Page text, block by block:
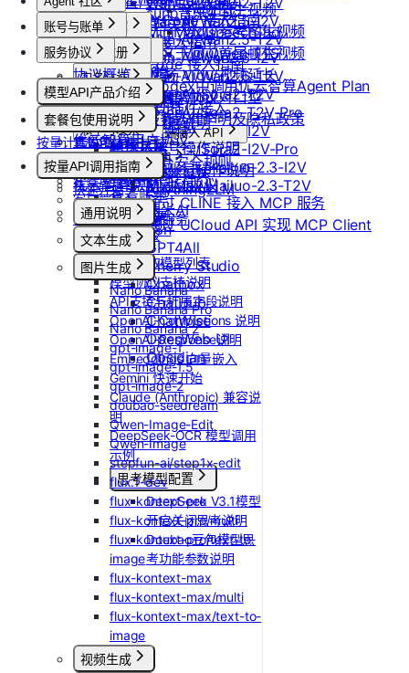
取消定时关机
Vidu/图生视频
Vidu/参考图生视频
Vidu/首尾帧生视频
Vidu/视频延长
Vidu/对口型
Wan-AI/Wan2.5-I2V
Wan-AI/Wan2.5-T2V
Wan-AI/Wan2.6-I2V
Wan-AI/Wan2.6-T2V
OpenAI/Sora2-T2V
OpenAI/Sora2-T2V-Pro
OpenAI/Sora2-I2V
OpenAI/Sora2-I2V-Pro
MiniMax/Hailuo-2.3-I2V
MiniMax/Hailuo-2.3-T2V
suno音乐生成
MiniMax/speech-hd
通义千问 Qwen-TTS
Claude Code 接入指南
Codex 接入指南
OpenCode 接入指南
如何在codex中调用优云智算Agent Plan
ComfyUI插件接入
常见客户端接入 API
Dify
RAGFlow
AnythingLLM
纳米AI
n8n
GPT4All
Cherry Studio
Chatbox
ChatHub
ChatWise
OpenWeb UI
Obsidian
MCP 说明
MCP 简介
通过 CLINE 接入 MCP 服务
通过 UCloud API 实现 MCP Client
产品介绍
产品介绍
快速开始
控制台操作
Agent广场
操作指南
模型配置
计费说明
升配与续费
到期与数据说明
账号与账单
账号注册
注册流程
注销账号
实名认证
认证概览
个人认证
高校认证
企业认证
团队管理
团队功能概览
管理员账号操作说明
团队成员账号操作说明
账单与发票
账号充值
提现规则
查看账单
开具发票
服务协议
协议概览
优云智算服务框架协议
优云智算云服务法律声明及隐私政策
优云智算用户协议
优云智算云平台安全规则
优云智算激励活动协议
模型API产品介绍
模型API服务
套餐包使用说明
套餐包快速上手
套餐计费逻辑
套餐用量统计
客户端接入
OpenClaw 云端服务
按量计费说明
按量API调用指南
快速开始
通用说明
认证鉴权
错误码
文本生成
如何获取模型列表
模型协议支持说明
API支持与扩展字段说明
OpenAI-Completions 说明
OpenAI-Response说明
Embeddings 向量嵌入
Gemini 快速开始
Claude (Anthropic) 兼容说
明
DeepSeek-OCR 模型调用
示例
思考模型配置
DeepSeek V3.1模型
开启关闭思考说明
Doubao豆包模型思
考功能参数说明
图片生成
Nano Banana
Nano Banana Pro
Nano Banana 2
gpt-image-1
gpt-image-1.5
gpt-image-2
doubao-seedream
Qwen-Image-Edit
Qwen-Image
stepfun-ai/step1x-edit
flux.1-dev
flux-kontext-pro
flux-kontext-pro/multi
flux-kontext-pro/text-to-
image
flux-kontext-max
flux-kontext-max/multi
flux-kontext-max/text-to-
image
视频生成